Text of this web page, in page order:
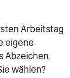
Arbeitstag
eigene
Abzeichen.
wählen?